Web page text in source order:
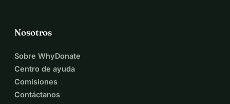
Nosotros
Sobre WhyDonate
Centro de ayuda
Comisiones
Contáctanos